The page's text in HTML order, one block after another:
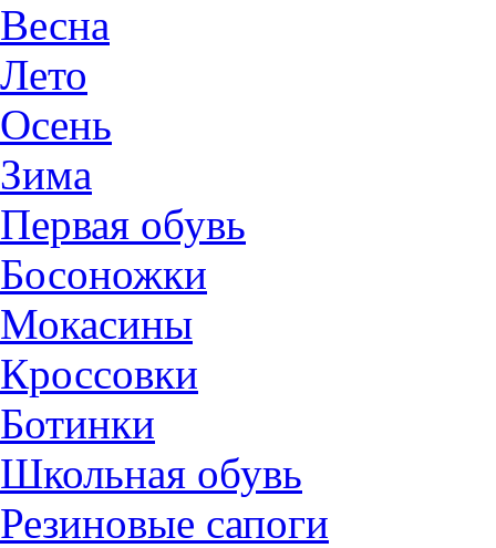
Весна
Лето
Осень
Зима
Первая обувь
Босоножки
Мокасины
Кроссовки
Ботинки
Школьная обувь
Резиновые сапоги